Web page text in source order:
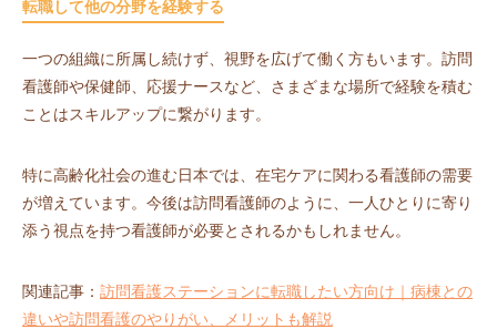
転職して他の分野を経験する
一つの組織に所属し続けず、視野を広げて働く方もいます。訪問
看護師や保健師、応援ナースなど、さまざまな場所で経験を積む
ことはスキルアップに繋がります。
特に高齢化社会の進む日本では、在宅ケアに関わる看護師の需要
が増えています。今後は訪問看護師のように、一人ひとりに寄り
添う視点を持つ看護師が必要とされるかもしれません。
関連記事： 訪問看護ステーションに転職したい方向け｜病棟との
違いや訪問看護のやりがい、メリットも解説